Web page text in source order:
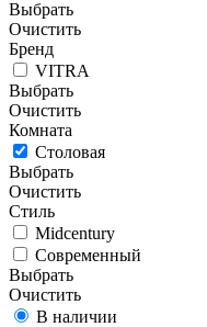
Выбрать
Очистить
Бренд
VITRA
Выбрать
Очистить
Комната
Столовая
Выбрать
Очистить
Стиль
Midcentury
Современный
Выбрать
Очистить
В наличии